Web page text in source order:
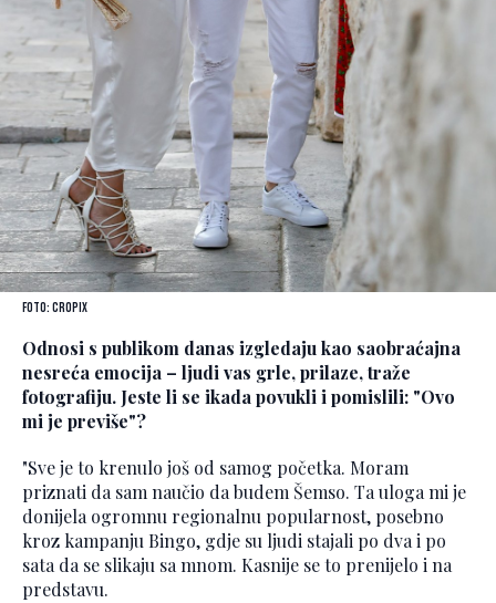
Foto: Cropix
Odnosi s publikom danas izgledaju kao saobraćajna
nesreća emocija – ljudi vas grle, prilaze, traže
fotografiju. Jeste li se ikada povukli i pomislili: "Ovo
mi je previše"?
"Sve je to krenulo još od samog početka. Moram
priznati da sam naučio da budem Šemso. Ta uloga mi je
donijela ogromnu regionalnu popularnost, posebno
kroz kampanju Bingo, gdje su ljudi stajali po dva i po
sata da se slikaju sa mnom. Kasnije se to prenijelo i na
predstavu.